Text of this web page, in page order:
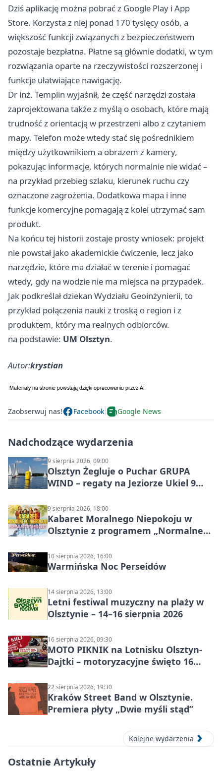
Dziś aplikację można pobrać z Google Play i App
Store. Korzysta z niej ponad 170 tysięcy osób, a
większość funkcji związanych z bezpieczeństwem
pozostaje bezpłatna. Płatne są głównie dodatki, w tym
rozwiązania oparte na rzeczywistości rozszerzonej i
funkcje ułatwiające nawigację.
Dr inż. Templin wyjaśnił, że część narzędzi została
zaprojektowana także z myślą o osobach, które mają
trudność z orientacją w przestrzeni albo z czytaniem
mapy. Telefon może wtedy stać się pośrednikiem
między użytkownikiem a obrazem z kamery,
pokazując informacje, których normalnie nie widać –
na przykład przebieg szlaku, kierunek ruchu czy
oznaczone zagrożenia. Dodatkowa mapa i inne
funkcje komercyjne pomagają z kolei utrzymać sam
produkt.
Na końcu tej historii zostaje prosty wniosek: projekt
nie powstał jako akademickie ćwiczenie, lecz jako
narzędzie, które ma działać w terenie i pomagać
wtedy, gdy na wodzie nie ma miejsca na przypadek.
Jak podkreślał dziekan Wydziału Geoinżynierii, to
przykład połączenia nauki z troską o region i z
produktem, który ma realnych odbiorców.
na podstawie: UM Olsztyn.
Autor:krystian
Zaobserwuj nas! Facebook Google News
Nadchodzące wydarzenia
9 sierpnia 2026, 09:00
Olsztyn Żegluje o Puchar GRUPA
WIND – regaty na Jeziorze Ukiel 9
9 sierpnia 2026, 18:00
Kabaret Moralnego Niepokoju w
Olsztynie z programem „Normalne
10 sierpnia 2026, 16:00
Warmińska Noc Perseidów
14 sierpnia 2026, 13:00
Letni festiwal muzyczny na plaży w
Olsztynie – 14–16 sierpnia 2026
16 sierpnia 2026, 09:30
MOTO PIKNIK na Lotnisku Olsztyn-
Dajtki – motoryzacyjne święto 16
22 sierpnia 2026, 19:30
Kraków Street Band w Olsztynie.
Premiera płyty „Dwie myśli stąd”
Kolejne wydarzenia
Ostatnie Artykuły